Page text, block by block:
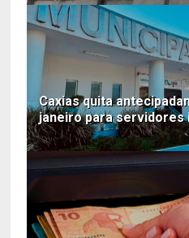
Caxias quita
janeiro para servidores